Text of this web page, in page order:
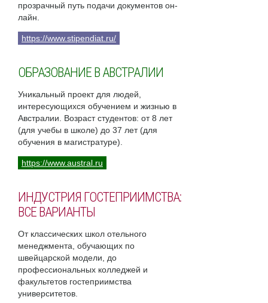
прозрачный путь подачи документов он-
лайн.
https://www.stipendiat.ru/
ОБРАЗОВАНИЕ В АВСТРАЛИИ
Уникальный проект для людей,
интересующихся обучением и жизнью в
Австралии. Возраст студентов: от 8 лет
(для учебы в школе) до 37 лет (для
обучения в магистратуре).
https://www.austral.ru
ИНДУСТРИЯ ГОСТЕПРИИМСТВА:
ВСЕ ВАРИАНТЫ
От классических школ отельного
менеджмента, обучающих по
швейцарской модели, до
профессиональных колледжей и
факультетов гостеприимства
университетов.